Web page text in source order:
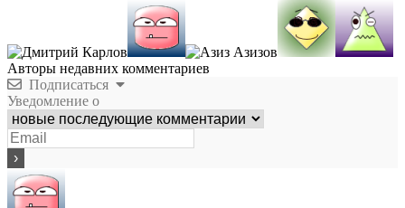
Авторы недавних комментариев
Подписаться
Уведомление о